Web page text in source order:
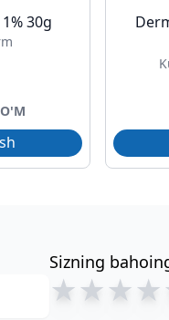
30g
Sizning
★★★★